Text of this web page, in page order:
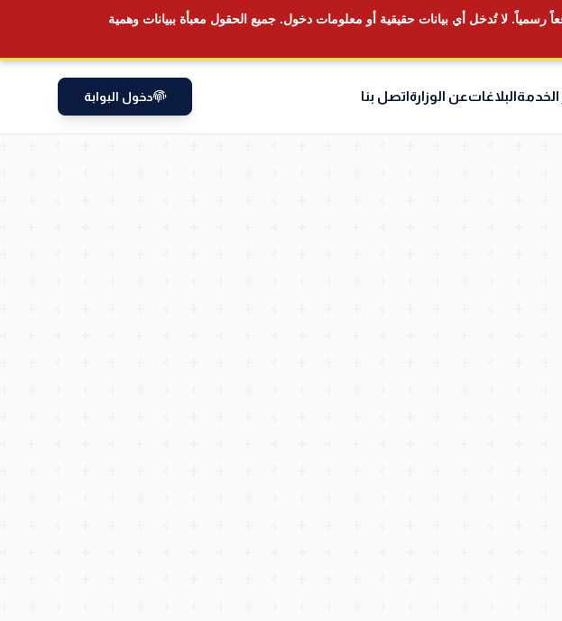
رسمياً.لا تُدخل أي بيانات حقيقية أو معلومات دخول. جميع الحقول معبأة ببيانات وهمية
الخدمةالبلاغاتعن الوزارةاتصل بنا دخول البوابة